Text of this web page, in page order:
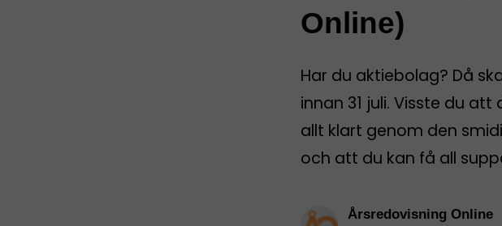
Online)
Har du aktiebolag? Då
innan 31 juli. Visste du
allt klart genom den
och att du kan få all
Årsredovisning Online